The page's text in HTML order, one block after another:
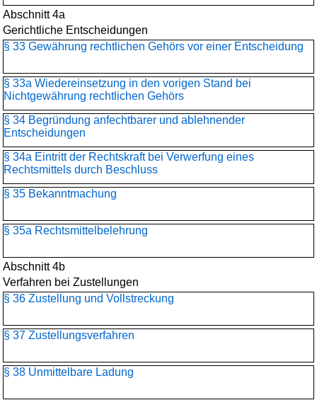
Abschnitt 4a
Gerichtliche Entscheidungen
§ 33 Gewährung rechtlichen Gehörs vor einer Entscheidung
§ 33a Wiedereinsetzung in den vorigen Stand bei
Nichtgewährung rechtlichen Gehörs
§ 34 Begründung anfechtbarer und ablehnender
Entscheidungen
§ 34a Eintritt der Rechtskraft bei Verwerfung eines
Rechtsmittels durch Beschluss
§ 35 Bekanntmachung
§ 35a Rechtsmittelbelehrung
Abschnitt 4b
Verfahren bei Zustellungen
§ 36 Zustellung und Vollstreckung
§ 37 Zustellungsverfahren
§ 38 Unmittelbare Ladung